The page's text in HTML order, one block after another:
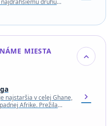
druhu
MIESTA
expand_more
najstaršia v celej Ghane,
Afrike. Prežila
chevron_right